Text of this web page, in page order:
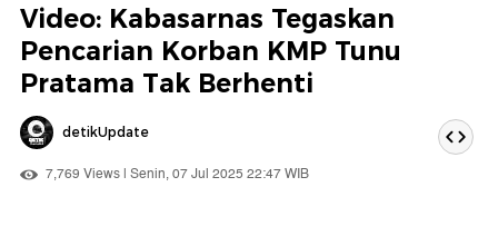
ini
Video: Kabasarnas Tegaskan
Pencarian Korban KMP Tunu
Pratama Tak Berhenti
detikUpdate
7,769 Views | Senin, 07 Jul 2025 22:47 WIB